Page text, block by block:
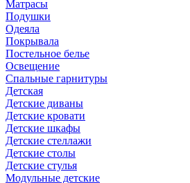
Матрасы
Подушки
Одеяла
Покрывала
Постельное белье
Освещение
Спальные гарнитуры
Детская
Детские диваны
Детские кровати
Детские шкафы
Детские стеллажи
Детские столы
Детские стулья
Модульные детские